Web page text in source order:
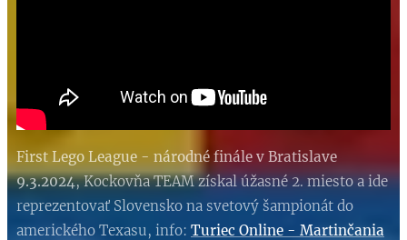
First Lego League - národné finále v Bratislave
9.3.2024, Kockovňa TEAM získal úžasné 2. miesto a ide
reprezentovať Slovensko na svetový šampionát do
amerického Texasu, info: Turiec Online - Martinčania